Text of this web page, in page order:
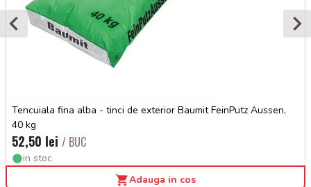
Tencuiala fina alba - tinci de exterior Baumit FeinPutz Aussen,
40 kg
52,50 lei / BUC
in stoc
Adauga in cos